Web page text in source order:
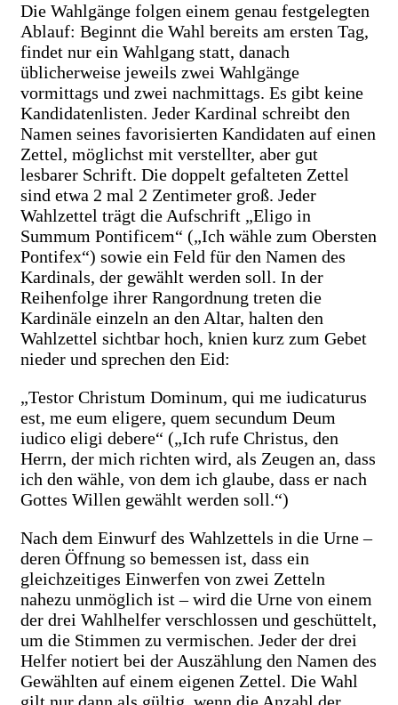
Die Wahlgänge folgen einem genau festgelegten
Ablauf: Beginnt die Wahl bereits am ersten Tag,
findet nur ein Wahlgang statt, danach
üblicherweise jeweils zwei Wahlgänge
vormittags und zwei nachmittags. Es gibt keine
Kandidatenlisten. Jeder Kardinal schreibt den
Namen seines favorisierten Kandidaten auf einen
Zettel, möglichst mit verstellter, aber gut
lesbarer Schrift. Die doppelt gefalteten Zettel
sind etwa 2 mal 2 Zentimeter groß. Jeder
Wahlzettel trägt die Aufschrift „Eligo in
Summum Pontificem“ („Ich wähle zum Obersten
Pontifex“) sowie ein Feld für den Namen des
Kardinals, der gewählt werden soll. In der
Reihenfolge ihrer Rangordnung treten die
Kardinäle einzeln an den Altar, halten den
Wahlzettel sichtbar hoch, knien kurz zum Gebet
nieder und sprechen den Eid:
„Testor Christum Dominum, qui me iudicaturus
est, me eum eligere, quem secundum Deum
iudico eligi debere“ („Ich rufe Christus, den
Herrn, der mich richten wird, als Zeugen an, dass
ich den wähle, von dem ich glaube, dass er nach
Gottes Willen gewählt werden soll.“)
Nach dem Einwurf des Wahlzettels in die Urne –
deren Öffnung so bemessen ist, dass ein
gleichzeitiges Einwerfen von zwei Zetteln
nahezu unmöglich ist – wird die Urne von einem
der drei Wahlhelfer verschlossen und geschüttelt,
um die Stimmen zu vermischen. Jeder der drei
Helfer notiert bei der Auszählung den Namen des
Gewählten auf einem eigenen Zettel. Die Wahl